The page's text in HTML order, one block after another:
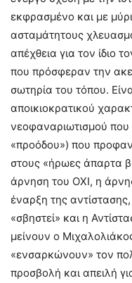
εκφρασμένο και με
ασταμάτητους
απέχθεια για τον ίδιο
που πρόσφεραν την
σωτηρία του τόπου.
αποικιοκρατικού
νεοφαναριωτισμού που
«προόδου») που
στους «ήρωες άπαρτα
άρνηση του ΟΧΙ, η
έναρξη της
«σβηστεί» και η
μείνουν ο
«ενσαρκώνουν» τον
προσβολή και απειλή